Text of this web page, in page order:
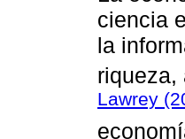
ciencia
la
riqueza,
Lawrey